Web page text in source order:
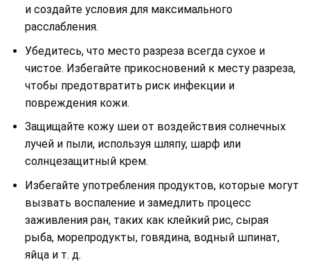
и создайте условия для максимального
расслабления.
Убедитесь, что место разреза всегда сухое и
чистое. Избегайте прикосновений к месту разреза,
чтобы предотвратить риск инфекции и
повреждения кожи.
Защищайте кожу шеи от воздействия солнечных
лучей и пыли, используя шляпу, шарф или
солнцезащитный крем.
Избегайте употребления продуктов, которые могут
вызвать воспаление и замедлить процесс
заживления ран, таких как клейкий рис, сырая
рыба, морепродукты, говядина, водный шпинат,
яйца и т. д.